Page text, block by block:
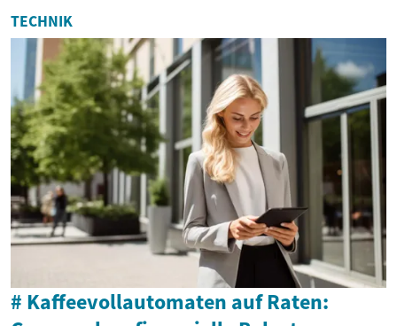
TECHNIK
# Kaffeevollautomaten auf Raten: